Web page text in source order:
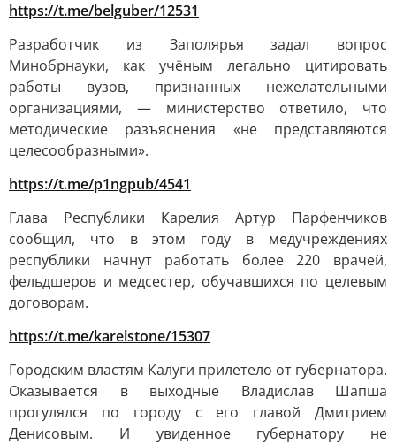
https://t.me/belguber/12531
Разработчик из Заполярья задал вопрос
Минобрнауки, как учёным легально цитировать
работы вузов, признанных нежелательными
организациями, — министерство ответило, что
методические разъяснения «не представляются
целесообразными».
https://t.me/p1ngpub/4541
Глава Республики Карелия Артур Парфенчиков
сообщил, что в этом году в медучреждениях
республики начнут работать более 220 врачей,
фельдшеров и медсестер, обучавшихся по целевым
договорам.
https://t.me/karelstone/15307
Городским властям Калуги прилетело от губернатора.
Оказывается в выходные Владислав Шапша
прогулялся по городу с его главой Дмитрием
Денисовым. И увиденное губернатору не